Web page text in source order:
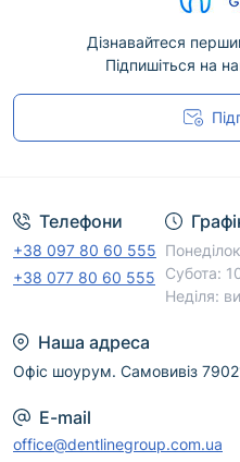
Дізнавайтеся
Підпишіться на
Телефони
+38 097 80 60 555
+38 077 80 60 555
Субота:
Неділя:
Наша адреса
Офіс шоурум. Самовивіз
E-mail
office@dentlinegroup.com.ua